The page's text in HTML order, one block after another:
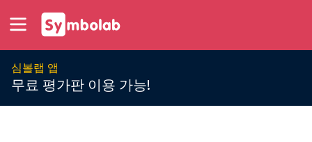
심볼랩 앱
무료 평가판 이용 가능!